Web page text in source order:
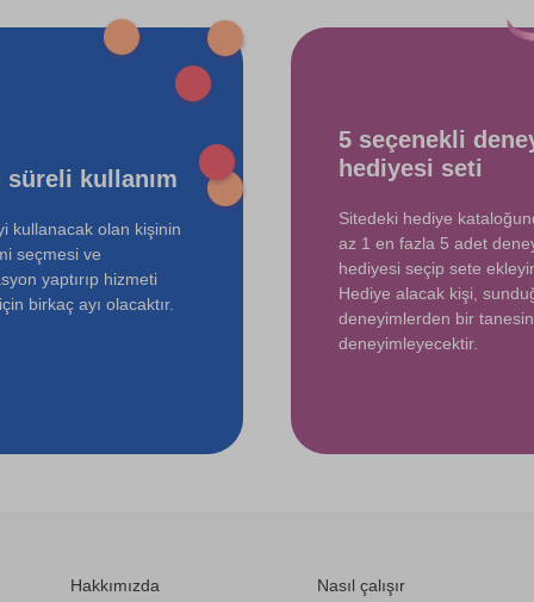
750 TL
süreli kullanım
kullanacak olan kişinin
seçmesi ve
yaptırıp hizmeti
birkaç ayı olacaktır.
5 seçenekli
hediyesi seti
Sitedeki hediye
az 1 en fazla 5 adet
hediyesi seçip sete
Hediye alacak kişi,
deneyimlerden bir
deneyimleyecektir.
Hakkımızda Nasıl çalışır